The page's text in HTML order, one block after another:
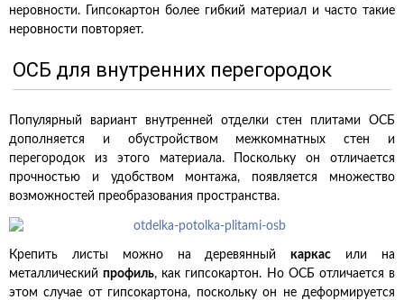
неровности. Гипсокартон более гибкий материал и часто такие
неровности повторяет.
ОСБ для внутренних перегородок
Популярный вариант внутренней отделки стен плитами ОСБ
дополняется и обустройством межкомнатных стен и
перегородок из этого материала. Поскольку он отличается
прочностью и удобством монтажа, появляется множество
возможностей преобразования пространства.
Крепить листы можно на деревянныйкаркас или на
металлическийпрофиль, как гипсокартон. Но ОСБ отличается в
этом случае от гипсокартона, поскольку он не деформируется